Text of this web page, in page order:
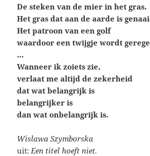
De steken van de mier in het gras.
Het gras dat aan de aarde is
Het patroon van een golf
waardoor een twijgje wordt
…
Wanneer ik zoiets zie,
verlaat me altijd de zekerheid
dat wat belangrijk is
belangrijker is
dan wat onbelangrijk is.
Wislawa Szymborska
uit: Een titel hoeft niet.